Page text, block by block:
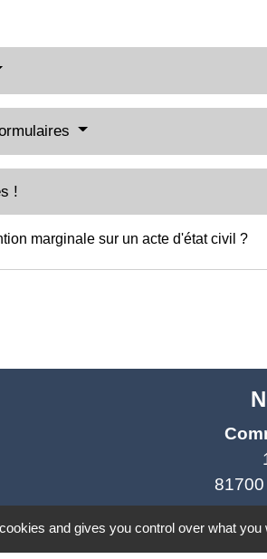
!
marginale sur un acte d'état civil ?
and gives you control over what you